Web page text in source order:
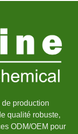
production
qualité robuste,
ODM/OEM pour